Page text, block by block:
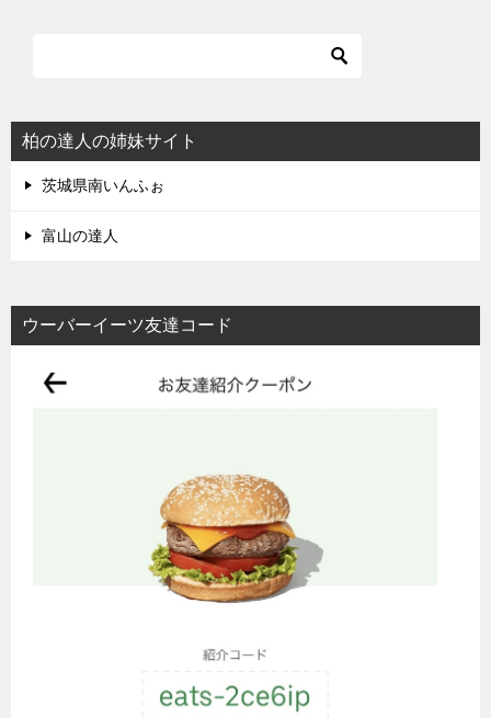
柏の達人の姉妹サイト
茨城県南いんふぉ
富山の達人
ウーバーイーツ友達コード